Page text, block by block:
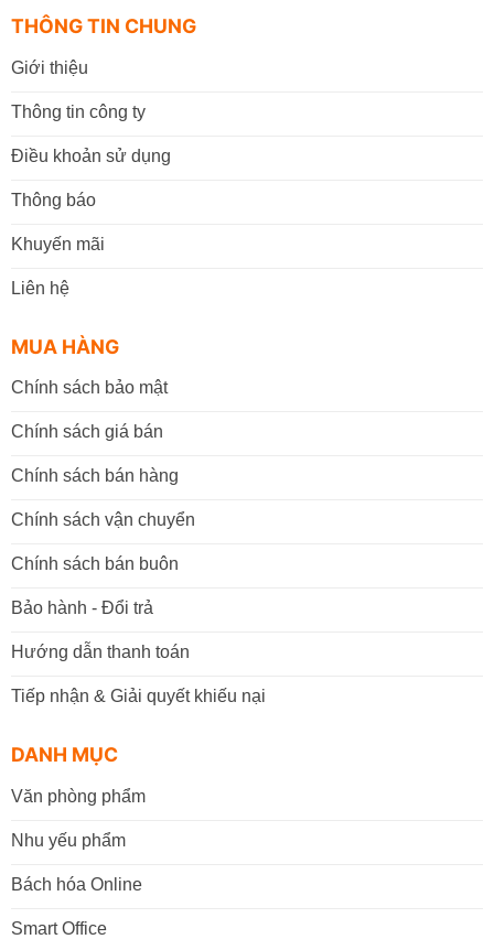
THÔNG TIN CHUNG
Giới thiệu
Thông tin công ty
Điều khoản sử dụng
Thông báo
Khuyến mãi
Liên hệ
MUA HÀNG
Chính sách bảo mật
Chính sách giá bán
Chính sách bán hàng
Chính sách vận chuyển
Chính sách bán buôn
Bảo hành - Đổi trả
Hướng dẫn thanh toán
Tiếp nhận & Giải quyết khiếu nại
DANH MỤC
Văn phòng phẩm
Nhu yếu phẩm
Bách hóa Online
Smart Office